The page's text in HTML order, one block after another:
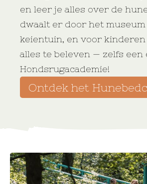
en leer je alles over de
dwaalt er door het museum
keientuin, en voor kinderen
alles te beleven — zelfs een
Hondsrugacademie!
Ontdek het